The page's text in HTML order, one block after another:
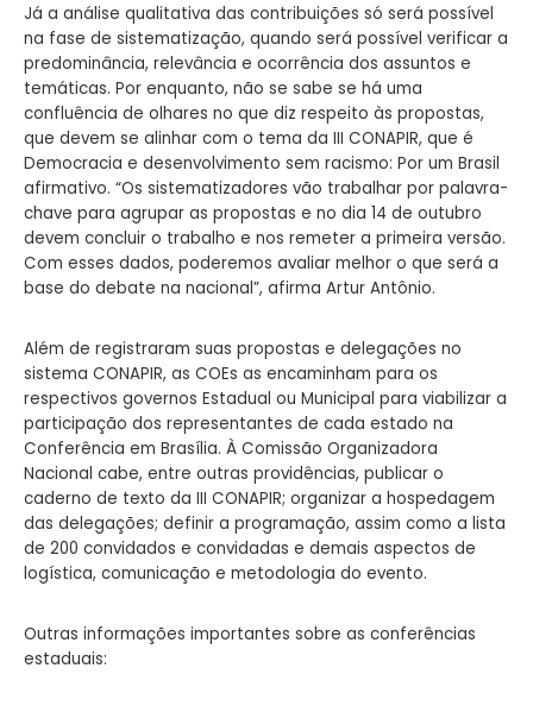
Já a análise qualitativa das contribuições só será possível
na fase de sistematização, quando será possível verificar a
predominância, relevância e ocorrência dos assuntos e
temáticas. Por enquanto, não se sabe se há uma
confluência de olhares no que diz respeito às propostas,
que devem se alinhar com o tema da III CONAPIR, que é
Democracia e desenvolvimento sem racismo: Por um Brasil
afirmativo. “Os sistematizadores vão trabalhar por palavra-
chave para agrupar as propostas e no dia 14 de outubro
devem concluir o trabalho e nos remeter a primeira versão.
Com esses dados, poderemos avaliar melhor o que será a
base do debate na nacional”, afirma Artur Antônio.
Além de registraram suas propostas e delegações no
sistema CONAPIR, as COEs as encaminham para os
respectivos governos Estadual ou Municipal para viabilizar a
participação dos representantes de cada estado na
Conferência em Brasília. À Comissão Organizadora
Nacional cabe, entre outras providências, publicar o
caderno de texto da III CONAPIR; organizar a hospedagem
das delegações; definir a programação, assim como a lista
de 200 convidados e convidadas e demais aspectos de
logística, comunicação e metodologia do evento.
Outras informações importantes sobre as conferências
estaduais: